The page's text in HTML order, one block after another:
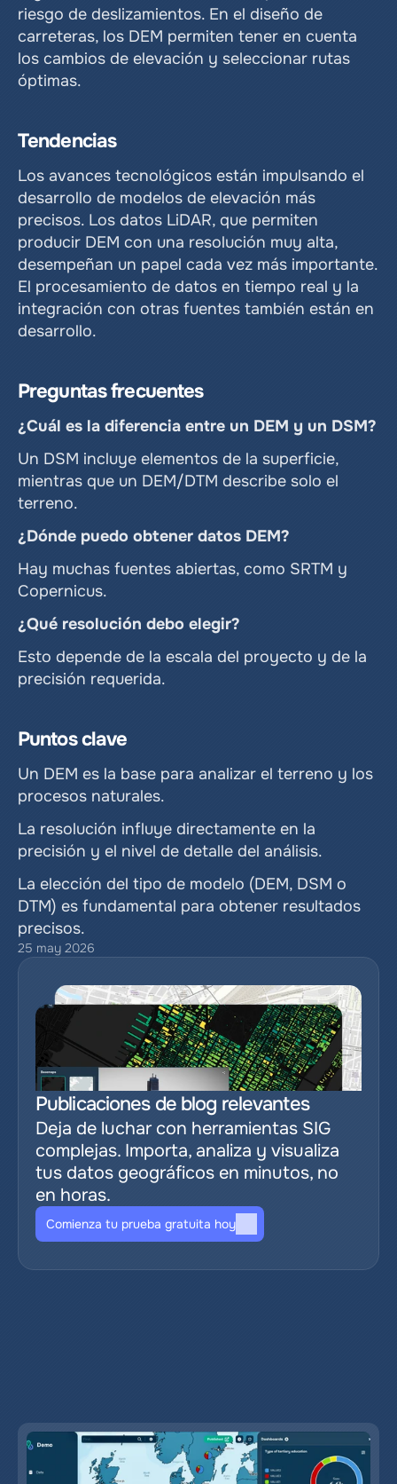
riesgo de deslizamientos. En el diseño de
carreteras, los DEM permiten tener en cuenta
los cambios de elevación y seleccionar rutas
óptimas.
Tendencias
Los avances tecnológicos están impulsando el
desarrollo de modelos de elevación más
precisos. Los datos LiDAR, que permiten
producir DEM con una resolución muy alta,
desempeñan un papel cada vez más importante.
El procesamiento de datos en tiempo real y la
integración con otras fuentes también están en
desarrollo.
Preguntas frecuentes
¿Cuál es la diferencia entre un DEM y un DSM?
Un DSM incluye elementos de la superficie,
mientras que un DEM/DTM describe solo el
terreno.
¿Dónde puedo obtener datos DEM?
Hay muchas fuentes abiertas, como SRTM y
Copernicus.
¿Qué resolución debo elegir?
Esto depende de la escala del proyecto y de la
precisión requerida.
Puntos clave
Un DEM es la base para analizar el terreno y los
procesos naturales.
La resolución influye directamente en la
precisión y el nivel de detalle del análisis.
La elección del tipo de modelo (DEM, DSM o
DTM) es fundamental para obtener resultados
precisos.
25 may 2026
Publicaciones de blog relevantes
Deja de luchar con herramientas SIG
complejas. Importa, analiza y visualiza
tus datos geográficos en minutos, no
en horas.
Comienza tu prueba gratuita hoy